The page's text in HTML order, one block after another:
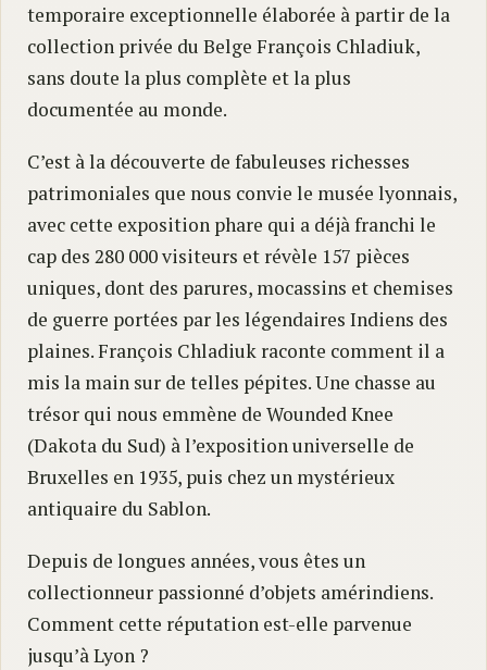
temporaire exceptionnelle élaborée à partir de la
collection privée du Belge François Chladiuk,
sans doute la plus complète et la plus
documentée au monde.
C’est à la découverte de fabuleuses richesses
patrimoniales que nous convie le musée lyonnais,
avec cette exposition phare qui a déjà franchi le
cap des 280 000 visiteurs et révèle 157 pièces
uniques, dont des parures, mocassins et chemises
de guerre portées par les légendaires Indiens des
plaines. François Chladiuk raconte comment il a
mis la main sur de telles pépites. Une chasse au
trésor qui nous emmène de Wounded Knee
(Dakota du Sud) à l’exposition universelle de
Bruxelles en 1935, puis chez un mystérieux
antiquaire du Sablon.
Depuis de longues années, vous êtes un
collectionneur passionné d’objets amérindiens.
Comment cette réputation est-elle parvenue
jusqu’à Lyon ?